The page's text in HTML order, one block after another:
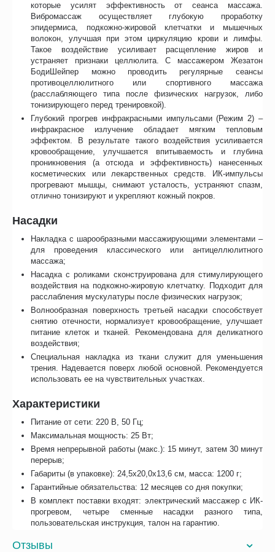
которые усилят эффективность от сеанса массажа.
Вибромассаж осуществляет глубокую проработку
эпидермиса, подкожно-жировой клетчатки и мышечных
волокон, улучшая при этом циркуляцию крови и лимфы.
Такое воздействие усиливает расщепление жиров и
устраняет признаки целлюлита. С массажером Жезатон
БодиШейпер можно проводить регулярные сеансы
противоцеллюлитного или спортивного массажа
(расслабляющего типа после физических нагрузок, либо
тонизирующего перед тренировкой).
Глубокий прогрев инфракрасными импульсами (Режим 2) –
инфракрасное излучение обладает мягким тепловым
эффектом. В результате такого воздействия усиливается
кровообращение, улучшается впитываемость и глубина
проникновения (а отсюда и эффективность) нанесенных
косметических или лекарственных средств. ИК-импульсы
прогревают мышцы, снимают усталость, устраняют спазм,
отлично тонизируют и укрепляют кожный покров.
Насадки
Накладка с шарообразными массажирующими элементами –
для проведения классического или антицеллюлитного
массажа;
Насадка с роликами сконструирована для стимулирующего
воздействия на подкожно-жировую клетчатку. Подходит для
расслабления мускулатуры после физических нагрузок;
Волнообразная поверхность третьей насадки способствует
снятию отечности, нормализует кровообращение, улучшает
питание клеток и тканей. Рекомендована для деликатного
воздействия;
Специальная накладка из ткани служит для уменьшения
трения. Надевается поверх любой основной. Рекомендуется
использовать ее на чувствительных участках.
Характеристики
Питание от сети: 220 В, 50 Гц;
Максимальная мощность: 25 Вт;
Время непрерывной работы (макс.): 15 минут, затем 30 минут
перерыв;
Габариты (в упаковке): 24,5х20,0х13,6 см, масса: 1200 г;
Гарантийные обязательства: 12 месяцев со дня покупки;
В комплект поставки входят: электрический массажер с ИК-
прогревом, четыре сменные насадки разного типа,
пользовательская инструкция, талон на гарантию.
Отзывы